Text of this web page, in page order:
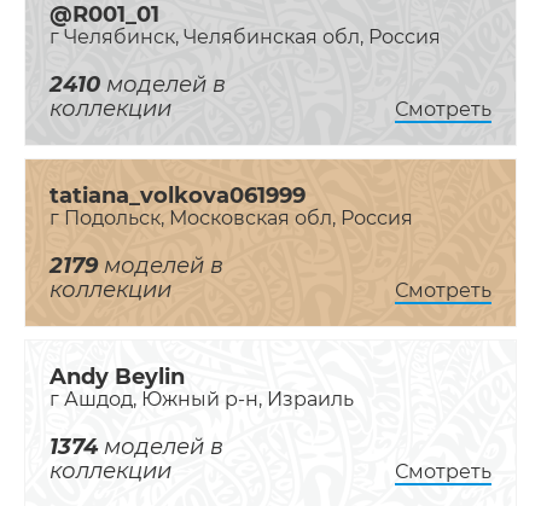
@R001_01
г Челябинск, Челябинская обл, Россия
2410 моделей в
коллекции
Смотреть
tatiana_volkova061999
г Подольск, Московская обл, Россия
2179моделей в
коллекции
Смотреть
Andy Beylin
г Ашдод, Южный р-н, Израиль
1374моделей в
коллекции
Смотреть